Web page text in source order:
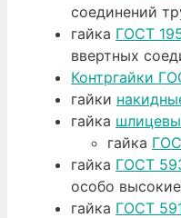
соединений
гайка ГОСТ
ввертных
Контргайки
гайки
гайка
гайка
гайка ГОСТ
особо высокие
гайка ГОСТ